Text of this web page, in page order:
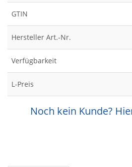
GTIN
Hersteller Art.-Nr.
Verfügbarkeit
L-Preis
Noch kein Kunde?